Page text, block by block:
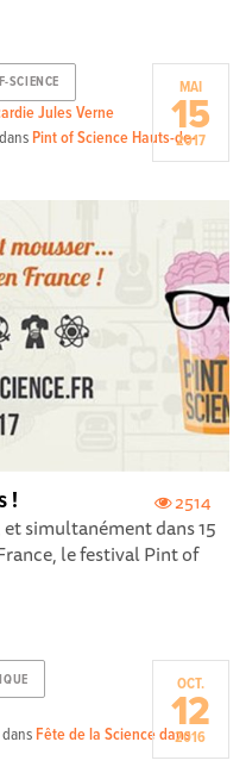
SCIENCE
Jules Verne
dans Pint of Science Hauts-de-
MAI
15
2017
2514
!
simultanément dans 15
le festival Pint of
dans Fête de la Science dans
OCT.
12
2016